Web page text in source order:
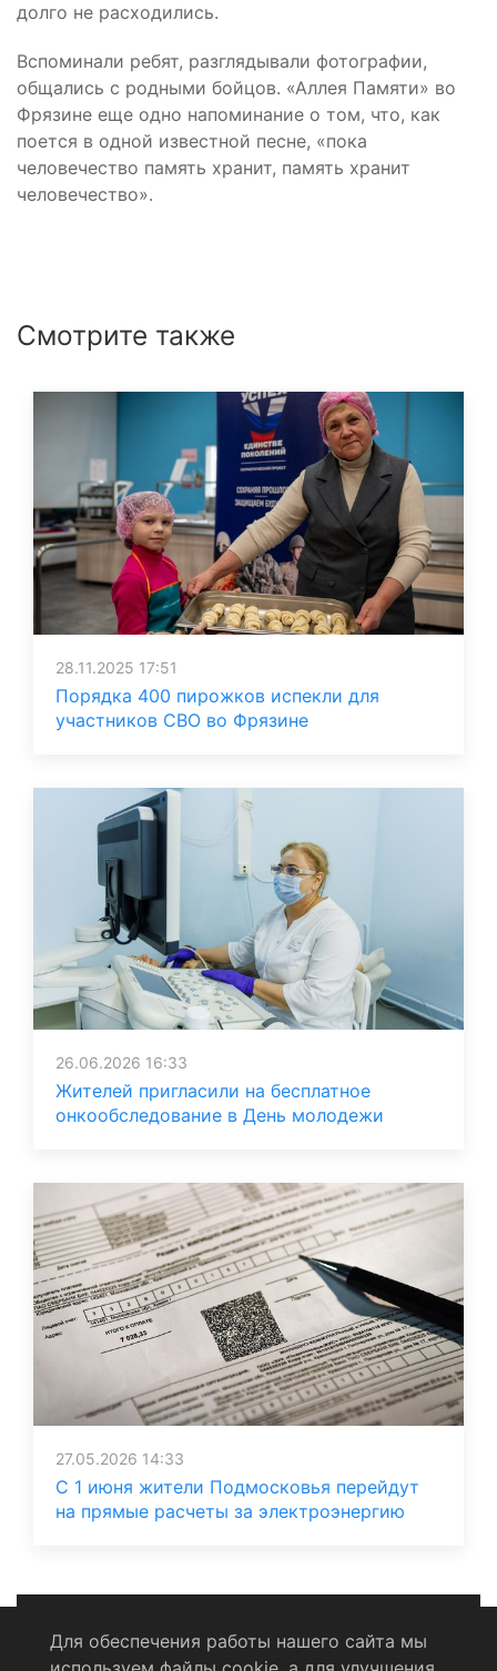
долго не расходились.
Вспоминали ребят, разглядывали фотографии,
общались с родными бойцов. «Аллея Памяти» во
Фрязине еще одно напоминание о том, что, как
поется в одной известной песне, «пока
человечество память хранит, память хранит
человечество».
Смотрите также
28.11.2025 17:51
Порядка 400 пирожков испекли для
участников СВО во Фрязине
26.06.2026 16:33
Жителей пригласили на бесплатное
онкообследование в День молодежи
27.05.2026 14:33
С 1 июня жители Подмосковья перейдут
на прямые расчеты за электроэнергию
Для обеспечения работы нашего сайта мы